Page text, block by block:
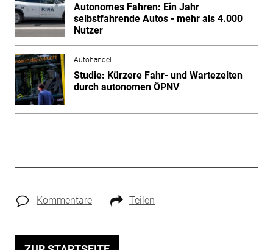
Autonomes Fahren: Ein Jahr
selbstfahrende Autos - mehr als 4.000
Nutzer
Autohandel
Studie: Kürzere Fahr- und Wartezeiten
durch autonomen ÖPNV
Kommentare Teilen